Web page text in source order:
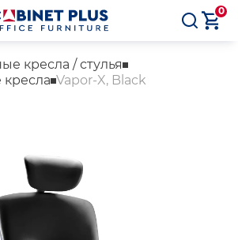
0
кресла / стулья
Vapor-X, Black